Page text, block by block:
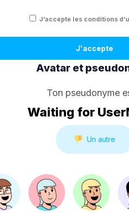
J’accepte les conditions
J'accepte
Avatar et
Ton pseudonyme
Waiting for
Un autre